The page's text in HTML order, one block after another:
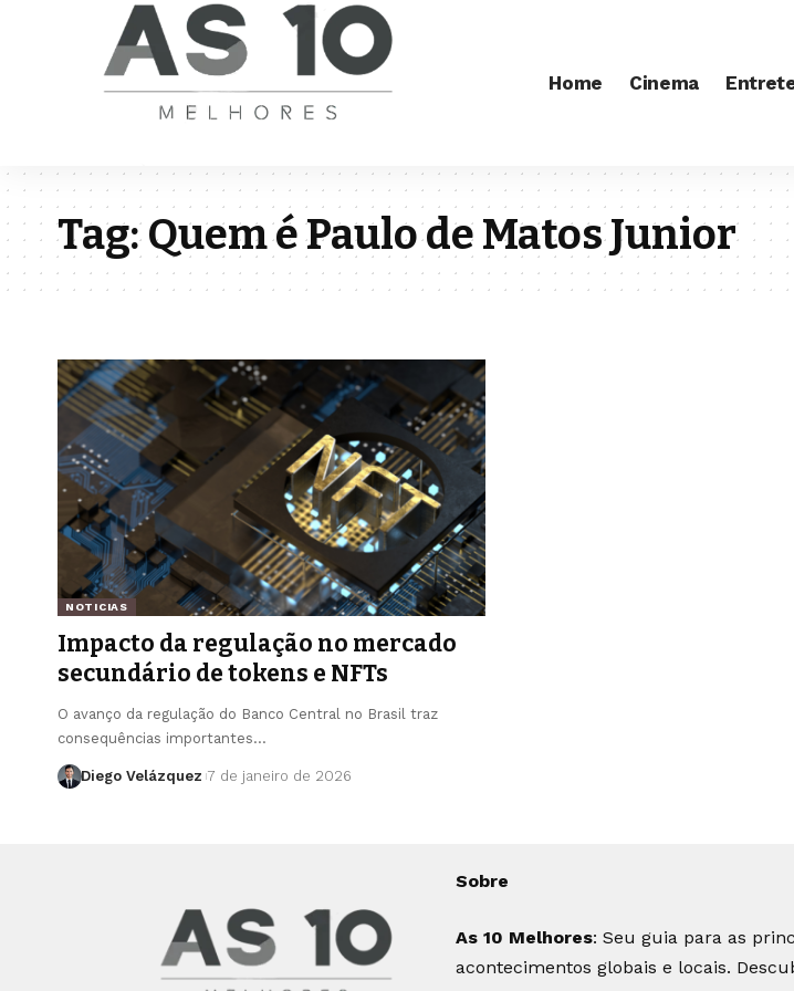
Home Cinema
Tag:Quem é Paulo de Matos Junior
NOTICIAS
Impacto da regulação no mercado
secundário de tokens e NFTs
O avanço da regulação do Banco Central no Brasil traz
consequências importantes…
Diego Velázquez 7 de janeiro de 2026
Sobre
As 10 Melhores: Seu guia para as
acontecimentos globais e locais.